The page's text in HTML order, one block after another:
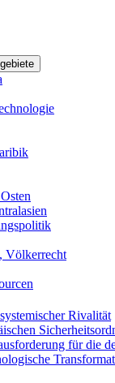
Völkerrecht
Rivalität
für die